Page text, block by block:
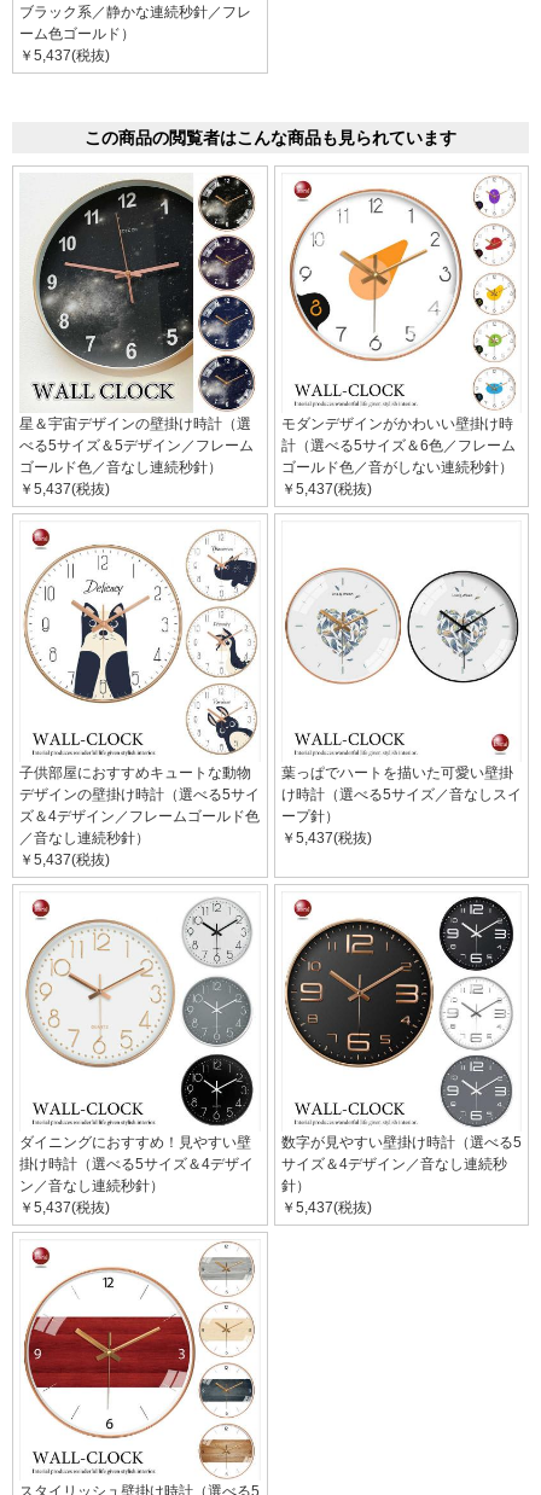
ブラック系／静かな連続秒針／フレ
ーム色ゴールド）
￥5,437(税抜)
この商品の閲覧者はこんな商品も見られています
星＆宇宙デザインの壁掛け時計（選
べる5サイズ＆5デザイン／フレーム
ゴールド色／音なし連続秒針）
￥5,437(税抜)
モダンデザインがかわいい壁掛け時
計（選べる5サイズ＆6色／フレーム
ゴールド色／音がしない連続秒針）
￥5,437(税抜)
子供部屋におすすめキュートな動物
デザインの壁掛け時計（選べる5サイ
ズ＆4デザイン／フレームゴールド色
／音なし連続秒針）
￥5,437(税抜)
葉っぱでハートを描いた可愛い壁掛
け時計（選べる5サイズ／音なしスイ
ープ針）
￥5,437(税抜)
ダイニングにおすすめ！見やすい壁
掛け時計（選べる5サイズ＆4デザイ
ン／音なし連続秒針）
￥5,437(税抜)
数字が見やすい壁掛け時計（選べる5
サイズ＆4デザイン／音なし連続秒
針）
￥5,437(税抜)
スタイリッシュ壁掛け時計（選べる5